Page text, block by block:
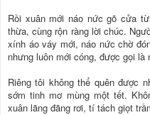
Rồi xuân mới náo nức gõ cửa
thừa, cùng rộn ràng lời chúc.
xính áo váy mới, náo nức chờ
nhưng luôn mới cóng, được gọi là
Riêng tôi không thể quên được
sớm tinh mơ mùng một tết.
xuân lãng đãng rơi, tí tách giọt